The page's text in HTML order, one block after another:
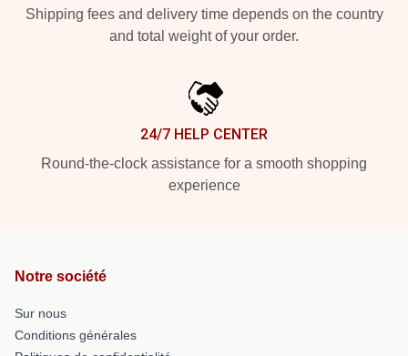
Shipping fees and delivery time depends on the country
and total weight of your order.
24/7 HELP CENTER
Round-the-clock assistance for a smooth shopping
experience
Notre société
Sur nous
Conditions générales